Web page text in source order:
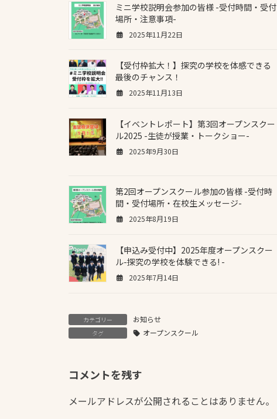
ミニ学校説明会参加の皆様 -受付時間・受付
場所・注意事項-
2025年11月22日
【受付枠拡大！】探究の学校を体感できる
最後のチャンス！
2025年11月13日
【イベントレポート】第3回オープンスクー
ル2025 -生徒が授業・トークショー-
2025年9月30日
第2回オープンスクール参加の皆様 -受付時
間・受付場所・在校生メッセージ-
2025年8月19日
【申込み受付中】2025年度オープンスクー
ル-探究の学校を体験できる! -
2025年7月14日
カテゴリー お知らせ
タグ オープンスクール
コメントを残す
メールアドレスが公開されることはありません。